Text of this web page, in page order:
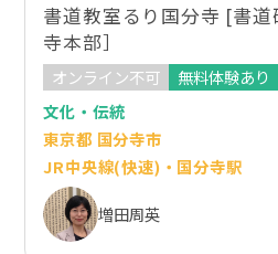
書道教室るり国分寺 [書
寺本部］
オンライン不可
無料体験あり
文化・伝統
東京都 国分寺市
JR中央線(快速)・国分寺駅
増田周英